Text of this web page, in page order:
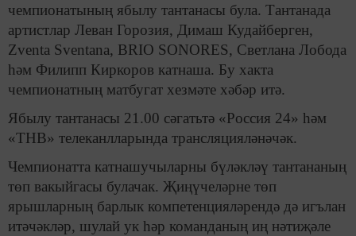
чемпионатының ябылу тантанасы була. Тантанада
артистлар Леван Горозия, Димаш Кудайберген,
Zventa Sventana, BRIO SONORES, Светлана Лобода
һәм Филипп Киркоров катнаша. Бу хакта
чемпионатның матбугат хезмәте хәбәр итә.
Ябылу тантанасы 21.00 сәгатьтә «Россия 24» һәм
«ТНВ» телеканлларында трансляцияләнәчәк.
Чемпионатта катнашучыларны бүләкләү тантананың
төп вакыйгасы булачак. Җиңүчеләрне төп
ярышларның барлык компетенцияләрендә дә игълан
итәчәкләр, шулай ук һәр команданың иң нәтиҗәле